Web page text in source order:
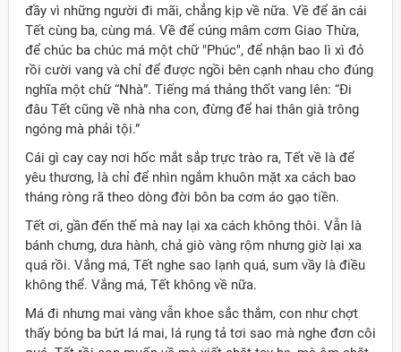
đầy vì những người đi mãi, chẳng kịp về nữa. Về để ăn cái
Tết cùng ba, cùng má. Về để cúng mâm cơm Giao Thừa,
để chúc ba chúc má một chữ "Phúc", để nhận bao lì xì đỏ
rồi cười vang và chỉ để được ngồi bên cạnh nhau cho đúng
nghĩa một chữ “Nhà”. Tiếng má thảng thốt vang lên: “Đi
đâu Tết cũng về nhà nha con, đừng để hai thân già trông
ngóng mà phải tội.”
Cái gì cay cay nơi hốc mắt sắp trực trào ra, Tết về là để
yêu thương, là chỉ để nhìn ngắm khuôn mặt xa cách bao
tháng ròng rã theo dòng đời bôn ba cơm áo gạo tiền.
Tết ơi, gần đến thế mà nay lại xa cách không thôi. Vẫn là
bánh chưng, dưa hành, chả giò vàng rộm nhưng giờ lại xa
quá rồi. Vắng má, Tết nghe sao lạnh quá, sum vầy là điều
không thể. Vắng má, Tết không về nữa.
Má đi nhưng mai vàng vẫn khoe sắc thắm, con như chợt
thấy bóng ba bứt lá mai, lá rụng tả tơi sao mà nghe đơn côi